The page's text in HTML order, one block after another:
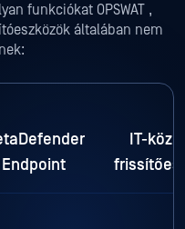
funkciókat OPSWAT ,
általában nem
Endpoint
IT-